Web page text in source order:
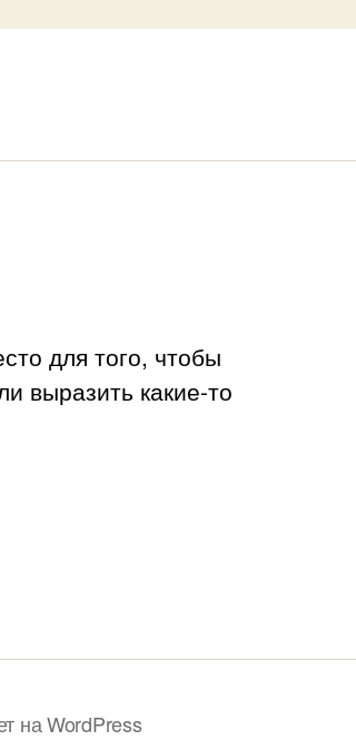
для того, чтобы
выразить какие-то
на WordPress